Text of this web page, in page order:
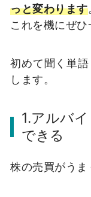
っと変わります
これを機にぜひ
初めて聞く単
します。
1.アルバ
できる
株の売買がうま